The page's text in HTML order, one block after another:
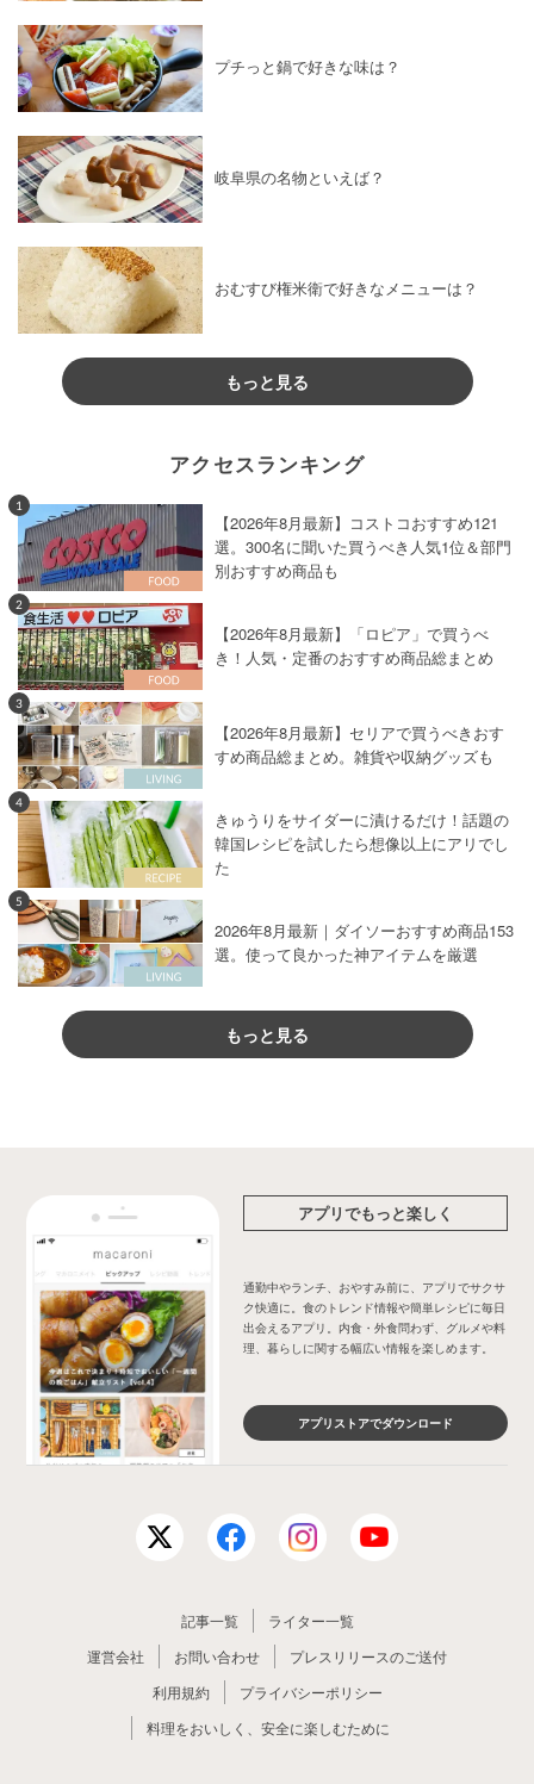
プチっと鍋で好きな味は？
岐阜県の名物といえば？
おむすび権米衛で好きなメニューは？
もっと見る
アクセスランキング
1
【2026年8月最新】コストコおすすめ121
選。300名に聞いた買うべき人気1位＆部門
別おすすめ商品も
2
【2026年8月最新】「ロピア」で買うべ
き！人気・定番のおすすめ商品総まとめ
3
【2026年8月最新】セリアで買うべきおす
すめ商品総まとめ。雑貨や収納グッズも
4
きゅうりをサイダーに漬けるだけ！話題の
韓国レシピを試したら想像以上にアリでし
た
5
2026年8月最新｜ダイソーおすすめ商品153
選。使って良かった神アイテムを厳選
もっと見る
アプリでもっと楽しく
通勤中やランチ、おやすみ前に、アプリでサクサ
ク快適に。食のトレンド情報や簡単レシピに毎日
出会えるアプリ。内食・外食問わず、グルメや料
理、暮らしに関する幅広い情報を楽しめます。
アプリストアでダウンロード
記事一覧
ライター一覧
運営会社
お問い合わせ
プレスリリースのご送付
利用規約
プライバシーポリシー
料理をおいしく、安全に楽しむために